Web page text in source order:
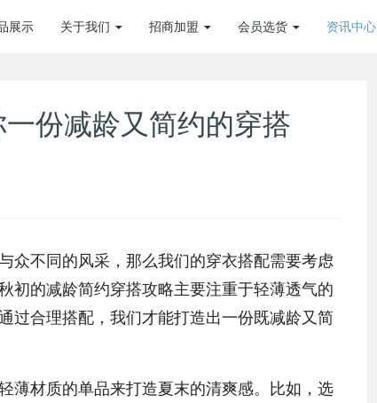
展示 关于我们 招商加盟 会员选货 资讯中心
份减龄又简约的穿搭
不同的风采，那么我们的穿衣搭配需要考虑
初的减龄简约穿搭攻略主要注重于轻薄透气的
过合理搭配，我们才能打造出一份既减龄又简
材质的单品来打造夏末的清爽感。比如，选